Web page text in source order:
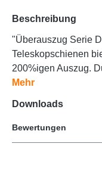
Beschreibung
"Überauszug Serie
Teleskopschienen
200%igen Auszug.
Mehr
Downloads
Bewertungen